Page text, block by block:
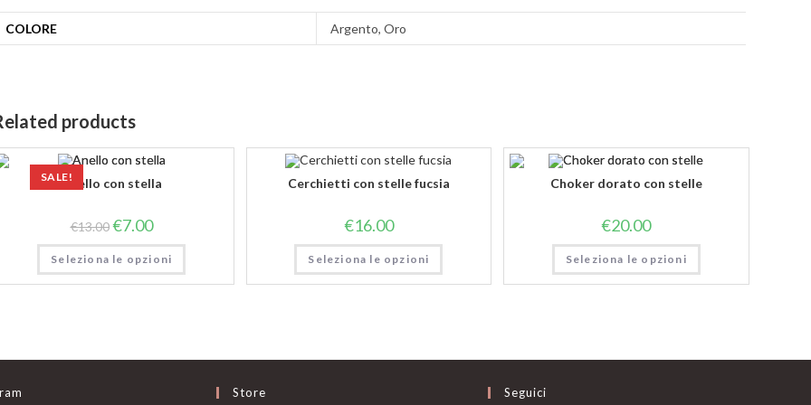
COLORE Argento, Oro
products
SALE!Anello con stella
€13.00€7.00
Seleziona le opzioni
Cerchietti con stelle fucsia
€16.00
Seleziona le opzioni
Choker dorato con stelle
€20.00
Seleziona le opzioni
Store Seguici